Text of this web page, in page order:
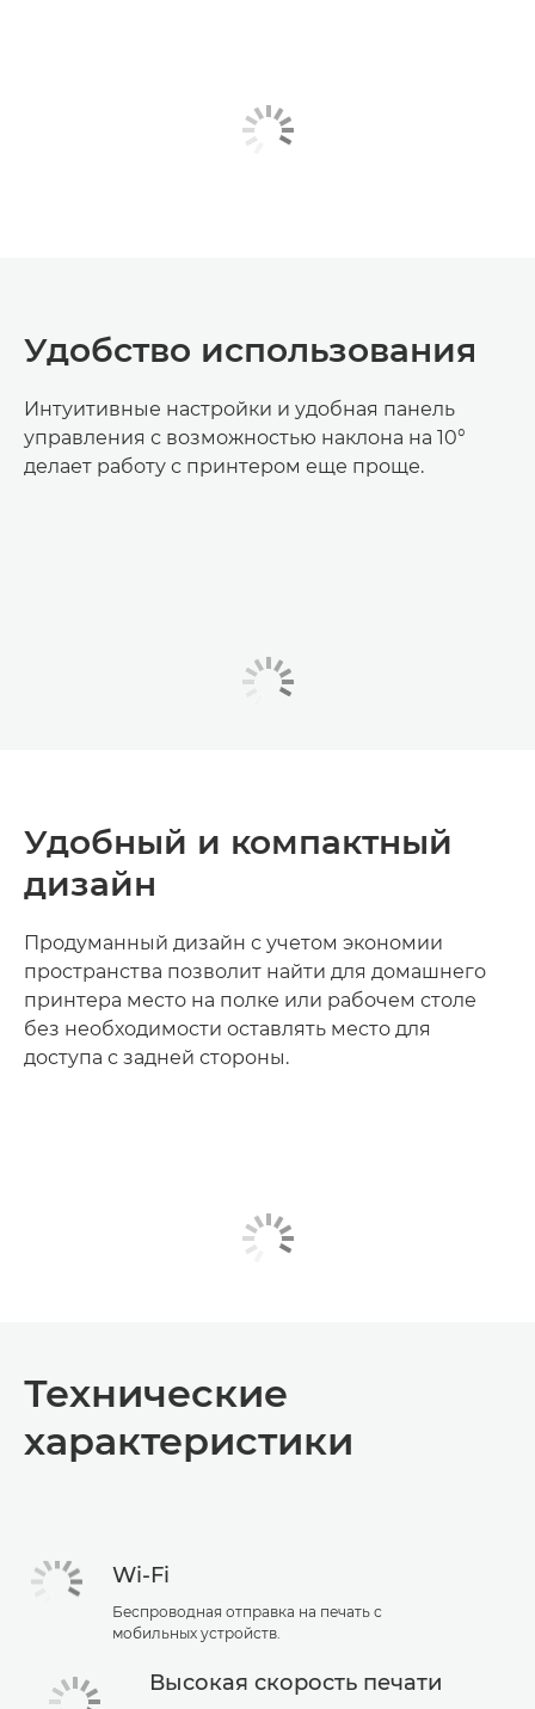
Удобство использования
Интуитивные настройки и удобная панель
управления с возможностью наклона на 10­°
делает работу с принтером еще проще.
Удобный и компактный
дизайн
Продуманный дизайн с учетом экономии
пространства позволит найти для домашнего
принтера место на полке или рабочем столе
без необходимости оставлять место для
доступа с задней стороны.
Технические
характеристики
Wi-Fi
Беспроводная отправка на печать с
мобильных устройств.
Высокая скорость печати